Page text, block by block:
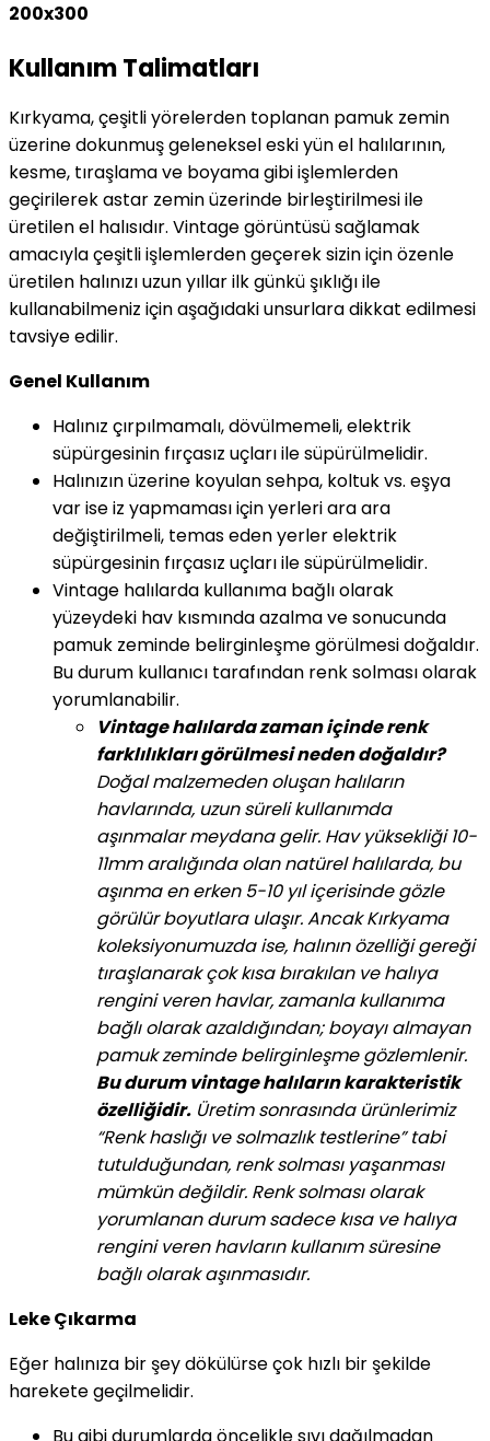
200x300
Kullanım Talimatları
Kırkyama, çeşitli yörelerden toplanan pamuk zemin
üzerine dokunmuş geleneksel eski yün el halılarının,
kesme, tıraşlama ve boyama gibi işlemlerden
geçirilerek astar zemin üzerinde birleştirilmesi ile
üretilen el halısıdır. Vintage görüntüsü sağlamak
amacıyla çeşitli işlemlerden geçerek sizin için özenle
üretilen halınızı uzun yıllar ilk günkü şıklığı ile
kullanabilmeniz için aşağıdaki unsurlara dikkat edilmesi
tavsiye edilir.
Genel Kullanım
Halınız çırpılmamalı, dövülmemeli, elektrik
süpürgesinin fırçasız uçları ile süpürülmelidir.
Halınızın üzerine koyulan sehpa, koltuk vs. eşya
var ise iz yapmaması için yerleri ara ara
değiştirilmeli, temas eden yerler elektrik
süpürgesinin fırçasız uçları ile süpürülmelidir.
Vintage halılarda kullanıma bağlı olarak
yüzeydeki hav kısmında azalma ve sonucunda
pamuk zeminde belirginleşme görülmesi doğaldır.
Bu durum kullanıcı tarafından renk solması olarak
yorumlanabilir.
Vintage halılarda zaman içinde renk
farklılıkları görülmesi neden doğaldır?
Doğal malzemeden oluşan halıların
havlarında, uzun süreli kullanımda
aşınmalar meydana gelir. Hav yüksekliği 10-
11mm aralığında olan natürel halılarda, bu
aşınma en erken 5-10 yıl içerisinde gözle
görülür boyutlara ulaşır. Ancak Kırkyama
koleksiyonumuzda ise, halının özelliği gereği
tıraşlanarak çok kısa bırakılan ve halıya
rengini veren havlar, zamanla kullanıma
bağlı olarak azaldığından; boyayı almayan
pamuk zeminde belirginleşme gözlemlenir.
Bu durum vintage halıların karakteristik
özelliğidir. Üretim sonrasında ürünlerimiz
“Renk haslığı ve solmazlık testlerine” tabi
tutulduğundan, renk solması yaşanması
mümkün değildir. Renk solması olarak
yorumlanan durum sadece kısa ve halıya
rengini veren havların kullanım süresine
bağlı olarak aşınmasıdır.
Leke Çıkarma
Eğer halınıza bir şey dökülürse çok hızlı bir şekilde
harekete geçilmelidir.